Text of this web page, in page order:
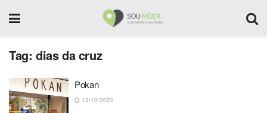
Tag: dias da cruz
Pokan
13/10/2022